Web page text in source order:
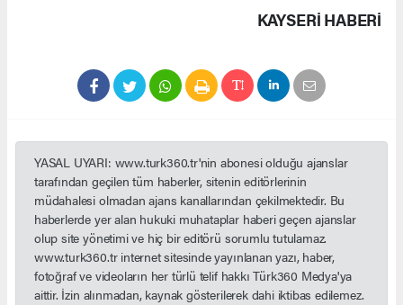
KAYSERI HABERİ
YASAL UYARI: www.turk360.tr'nin abonesi olduğu ajanslar
tarafından geçilen tüm haberler, sitenin editörlerinin
müdahalesi olmadan ajans kanallarından çekilmektedir. Bu
haberlerde yer alan hukuki muhataplar haberi geçen ajanslar
olup site yönetimi ve hiç bir editörü sorumlu tutulamaz.
www.turk360.tr internet sitesinde yayınlanan yazı, haber,
fotoğraf ve videoların her türlü telif hakkı Türk360 Medya'ya
aittir. İzin alınmadan, kaynak gösterilerek dahi iktibas edilemez.